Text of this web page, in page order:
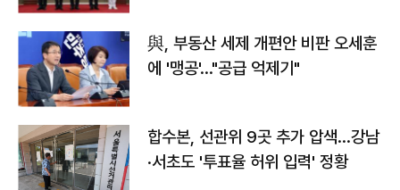
與, 부동산 세제 개편안 비판 오세훈
에 '맹공'…"공급 억제기"
합수본, 선관위 9곳 추가 압색…강남
·서초도 '투표율 허위 입력' 정황